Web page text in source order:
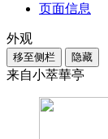
页面信息
外观
移至侧栏 隐藏
来自小萃華亭